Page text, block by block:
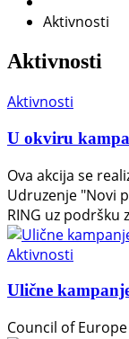
Aktivnosti
Aktivnosti
Aktivnosti
U okviru
Ova akcija se
Udruzenje "Novi
RING uz
Aktivnosti
Ulične
Council of